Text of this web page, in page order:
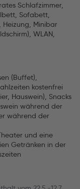
Schlafzimmer,
Sofabett,
Heizung, Minibar
WLAN,
(Buffet),
kostenfrei
Hauswein), Snacks
während der
während der
und eine
Getränken in der